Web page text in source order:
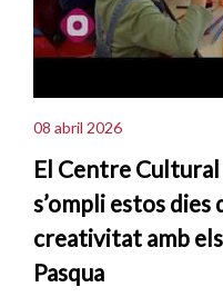
08 abril 2026
El Centre
s’ompli estos dies
creativitat amb
Pasqua